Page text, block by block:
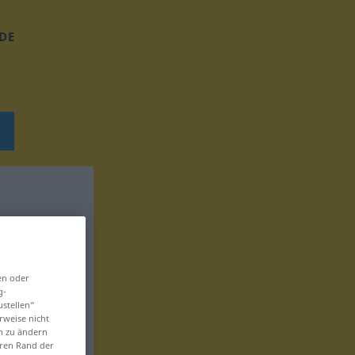
DE
oder
nicht
zu ändern
Rand der